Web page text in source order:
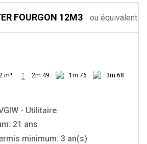
FOURGON 12M3 ou équivalent
m³ 2m 49 1m 76
3m 68
- Utilitaire
21 ans
minimum: 3 an(s)